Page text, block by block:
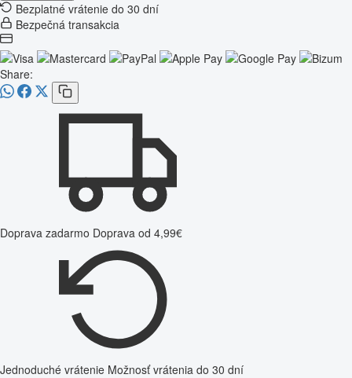
Bezplatné vrátenie do 30 dní
Bezpečná transakcia
Share:
Doprava zadarmo Doprava od 4,99€
Jednoduché vrátenie Možnosť vrátenia do 30 dní